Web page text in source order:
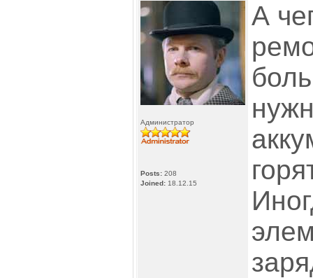
Администратор
Posts: 208
Joined: 18.12.15
А